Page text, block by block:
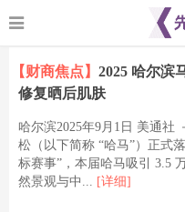
【财商焦点】 2025 哈尔滨
修复晒后肌肤
哈尔滨2025年9月1日 美通社
松（以下简称 “哈马”）正式
标赛事”，本届哈马吸引 3.5
然景观与中... [详细]